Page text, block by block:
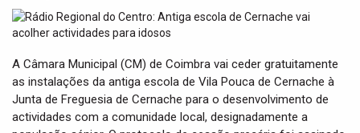
o
n
A Câmara Municipal (CM) de Coimbra vai ceder gratuitamente
as instalações da antiga escola de Vila Pouca de Cernache à
Junta de Freguesia de Cernache para o desenvolvimento de
actividades com a comunidade local, designadamente a